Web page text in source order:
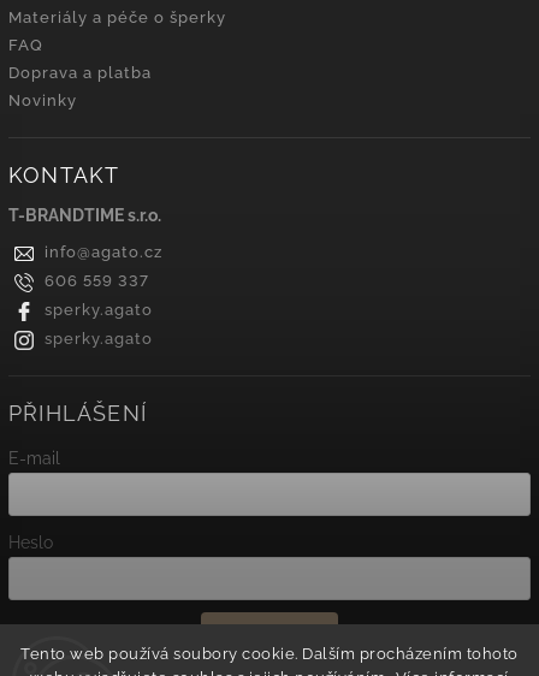
Tento web používá soubory cookie. Dalším procházením tohoto
Materiály a péče o šperky
FAQ
Doprava a platba
Novinky
KONTAKT
T-BRANDTIME s.r.o.
info@agato.cz
606 559 337
sperky.agato
sperky.agato
PŘIHLÁŠENÍ
E-mail
Heslo